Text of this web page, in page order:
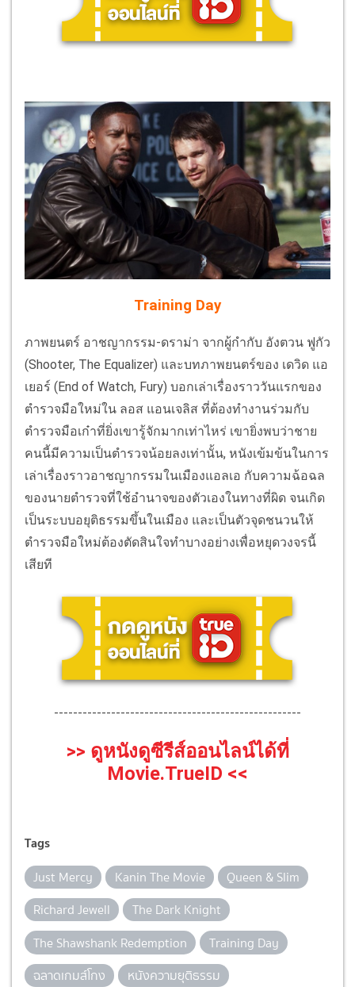
Training Day
ภาพยนตร์ อาชญากรรม-ดราม่า จากผู้กำกับ อังตวน ฟูกัว
(Shooter, The Equalizer) และบทภาพยนตร์ของ เดวิด แอ
เยอร์ (End of Watch, Fury) บอกเล่าเรื่องราววันแรกของ
ตำรวจมือใหม่ใน ลอส แอนเจลิส ที่ต้องทำงานร่วมกับ
ตำรวจมือเก๋าที่ยิ่งเขารู้จักมากเท่าไหร่ เขายิ่งพบว่าชาย
คนนี้มีความเป็นตำรวจน้อยลงเท่านั้น, หนังเข้มข้นในการ
เล่าเรื่องราวอาชญากรรมในเมืองแอลเอ กับความฉ้อฉล
ของนายตำรวจที่ใช้อำนาจของตัวเองในทางที่ผิด จนเกิด
เป็นระบบอยุติธรรมขึ้นในเมือง และเป็นตัวจุดชนวนให้
ตำรวจมือใหม่ต้องตัดสินใจทำบางอย่างเพื่อหยุดวงจรนี้
เสียที
----------------------------------------------------
>> ดูหนังดูซีรีส์ออนไลน์ได้ที่
Movie.TrueID <<
Tags
Just Mercy Kanin The Movie
Queen & Slim
Richard Jewell
The Dark Knight
The Shawshank Redemption
Training Day
ฉลาดเกมส์โกง
หนังความยุติธรรม